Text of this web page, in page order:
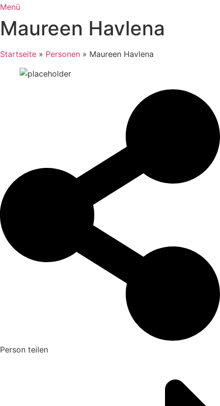
Menü
Maureen Havlena
Startseite » Personen » Maureen Havlena
Person teilen